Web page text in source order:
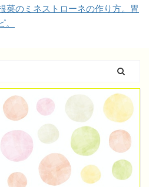
菜のミネストローネの作り方。胃